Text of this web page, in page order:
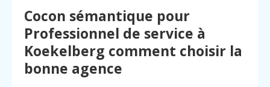
Cocon sémantique pour
Professionnel de service à
Koekelberg comment choisir la
bonne agence